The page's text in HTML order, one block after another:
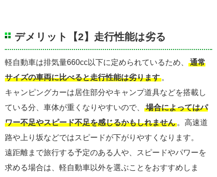
デメリット【2】走行性能は劣る
軽自動車は排気量660cc以下に定められているため、
通常
サイズの車両に比べると走行性能は劣ります 。
キャンピングカーは居住部分やキャンプ道具などを搭載し
ている分、車体が重くなりやすいので、
場合によってはパ
ワー不足やスピード不足を感じるかもしれません 。高速道
路や上り坂などではスピードが下がりやすくなります。
遠距離まで旅行する予定のある人や、スピードやパワーを
求める場合は、軽自動車以外を選ぶことをおすすめしま